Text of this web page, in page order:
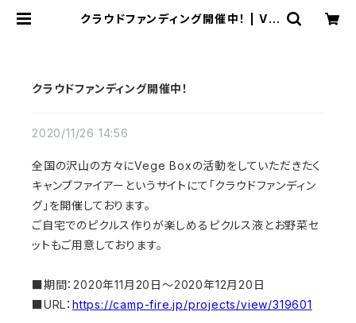
クラウドファンディング開催中！ | Ve
クラウドファンディング開催中！
2020/11/26 14:56
全国の沢山の方々にVege Boxの活動をしていただきたく
キャンプファイアーというサイトにて「クラウドファンディン
グ」を開催しております。
ご自宅でのピクルス作りが楽しめるピクルス液とお野菜セ
ットもご用意しております。
■期間：2020年11月20日～2020年12月20日
■URL： https://camp-fire.jp/projects/view/319601